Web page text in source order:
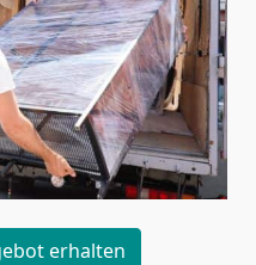
erhalten